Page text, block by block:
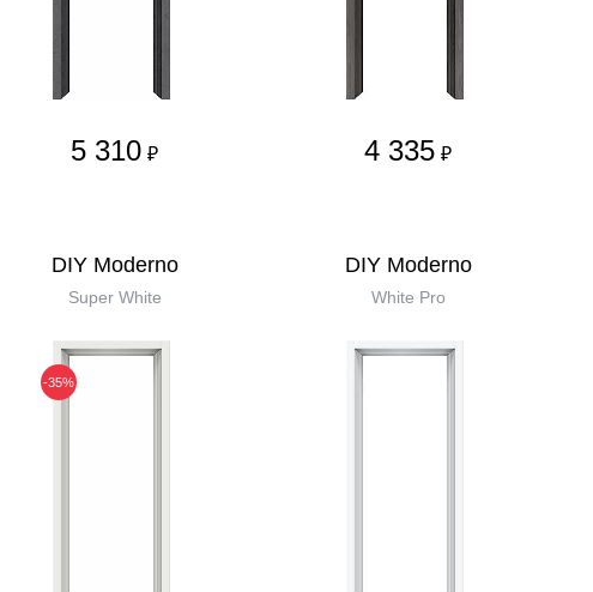
5 310 ₽ 4 335 ₽
DIY Moderno
Super White
-35%
DIY Moderno
White Pro